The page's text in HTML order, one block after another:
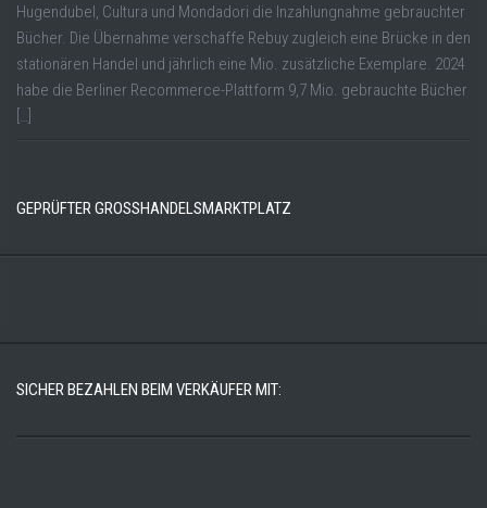
Hugendubel, Cultura und Mondadori die Inzahlungnahme gebrauchter
Bücher. Die Übernahme verschaffe Rebuy zugleich eine Brücke in den
stationären Handel und jährlich eine Mio. zusätzliche Exemplare. 2024
habe die Berliner Recommerce-Plattform 9,7 Mio. gebrauchte Bücher
[…]
GEPRÜFTER GROSSHANDELSMARKTPLATZ
SICHER BEZAHLEN BEIM VERKÄUFER MIT: